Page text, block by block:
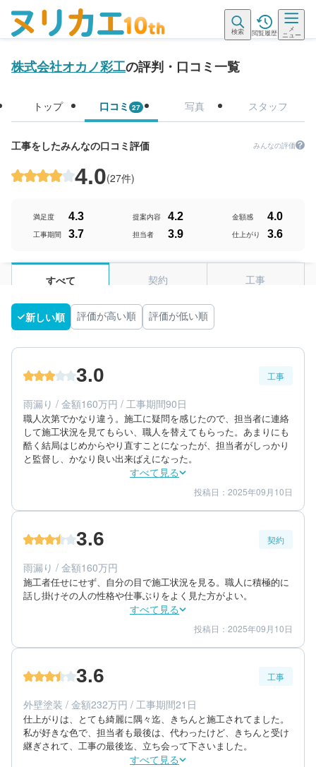
検索 閲覧履歴
メ
ニュー
株式会社オカノ彩工の評判・口コミ一覧
トップ 口コミ 27 写真 スタッフ
工事をしたみんなの口コミ評価 みんなの評価
4.0(27件)
満足度 4.3 提案内容 4.2 金額感 4.0
工事期間 3.7 担当者 3.9 仕上がり 3.6
すべて 契約 工事
新しい順 評価が高い順 評価が低い順
3.0 工事
雨漏り / 金額160万円 / 工事期間90日
職人次第でかなり違う。施工に疑問を感じたので、担当者に連絡
して施工状況を見てもらい、職人を替えてもらった。あまりにも
酷く結局はじめからやり直すことになったが、担当者がしっかり
と監督し、かなり良い出来ばえになった。
すべて見る
仕上がり 1
満足度 4
50代/男性/一戸建て
築年数：25年
投稿日：2025年09月10日
3.6 契約
雨漏り / 金額160万円
施工者任せにせず、自分の目で施工状況を見る。職人に積極的に
話し掛けその人の性格や仕事ぶりをよく見た方がよい。
すべて見る
金額感 4
担当者 4
50代/男性/一戸建て
築年数：25年
投稿日：2025年09月10日
3.6 工事
外壁塗装 / 金額232万円 / 工事期間21日
仕上がりは、とても綺麗に隅々迄、きちんと施工されてました。
私が好きな色で、担当者も最後は、代わったけど、きちんと受け
継ぎされて、工事の最後迄、立ち会って下さいました。
すべて見る